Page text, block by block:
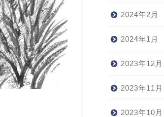
2024年2月
2024年1月
2023年12月
2023年11月
2023年10月